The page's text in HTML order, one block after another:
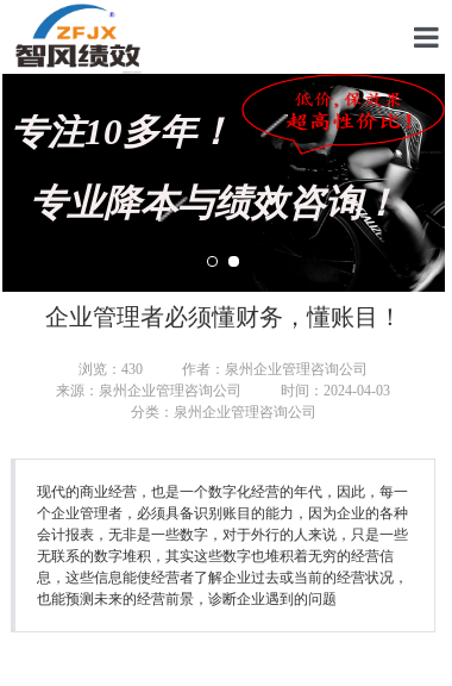
专注10多年！
专业降本与绩效咨询！
首页
关于我
管理咨
KPI绩
薪酬设
文化绩
企业管理者必须懂财务，懂账目！
浏览： 430
作者：泉州企业管理咨询公司
来源：泉州企业管理咨询公司
时间：2024-04-03
分类：泉州企业管理咨询公司
现代的商业经营，也是一个数字化经营的年代，因此，每一
个企业管理者，必须具备识别账目的能力，因为企业的各种
会计报表，无非是一些数字，对于外行的人来说，只是一些
无联系的数字堆积，其实这些数字也堆积着无穷的经营信
息，这些信息能使经营者了解企业过去或当前的经营状况，
也能预测未来的经营前景，诊断企业遇到的问题